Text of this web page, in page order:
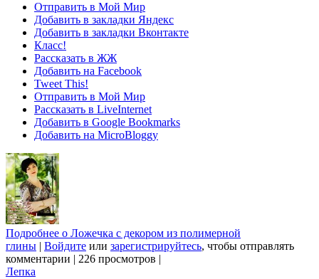
Отправить в Мой Мир
Добавить в закладки Яндекс
Добавить в закладки Вконтакте
Класс!
Рассказать в ЖЖ
Добавить на Facebook
Tweet This!
Отправить в Мой Мир
Рассказать в LiveInternet
Добавить в Google Bookmarks
Добавить на MicroBloggy
Подробнее о Ложечка с декором из полимерной
глины | Войдите или зарегистрируйтесь, чтобы отправлять
комментарии | 226 просмотров |
Лепка